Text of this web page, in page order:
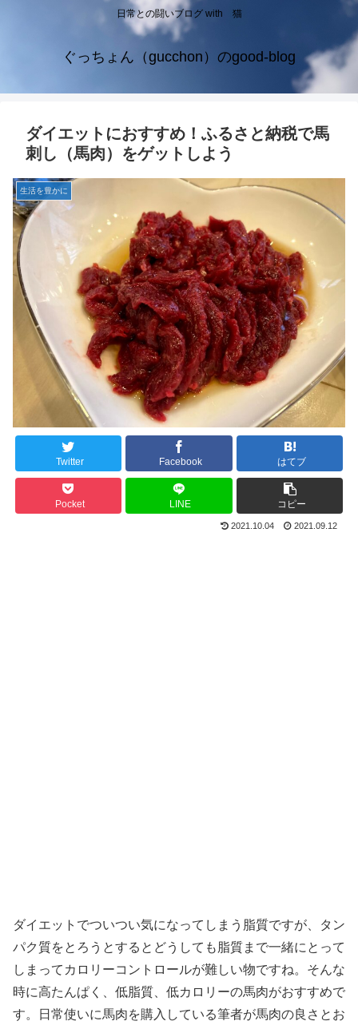
日常との闘いブログ with 猫
ぐっちょん（gucchon）のgood-blog
ダイエットにおすすめ！ふるさと納税で馬
刺し（馬肉）をゲットしよう
生活を豊かに
Twitter Facebook はてブ
Pocket LINE コピー
2021.10.04 2021.09.12
ダイエットでついつい気になってしまう脂質ですが、タン
パク質をとろうとするとどうしても脂質まで一緒にとって
しまってカロリーコントロールが難しい物ですね。そんな
時に高たんぱく、低脂質、低カロリーの馬肉がおすすめで
す。日常使いに馬肉を購入している筆者が馬肉の良さとお